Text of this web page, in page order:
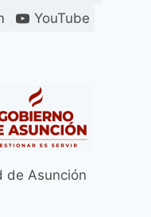
YouTube
de Asunción